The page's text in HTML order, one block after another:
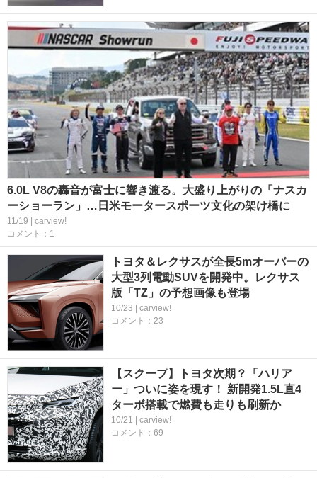
6.0L V8の轟音が富士に響き渡る。大盛り上がりの「ナスカ
ーショーラン」…日米モータースポーツ文化の架け橋に
11/19 | carview!
コメント：1
トヨタ＆レクサスが全長5mオーバーの
大型3列電動SUVを開発中。レクサス
版「TZ」の予想画像も登場
10/23 | carview!
コメント：23
【スクープ】トヨタ次期？「ハリア
ー」ついに姿を現す！ 新開発1.5L直4
ターボ搭載で燃費も走りも刷新か
10/21 | carview!
コメント：69